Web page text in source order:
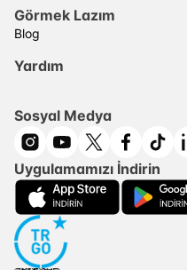
Görmek Lazım
Blog
Yardım
Sosyal Medya
Uygulamamızı İndirin